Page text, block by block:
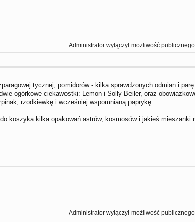
Administrator wyłączył możliwość
tycznej, pomidorów - kilka sprawdzonych odmian i
ogórkowe ciekawostki: Lemon i Solly Beiler, oraz
rzodkiewkę i wcześniej wspomnianą paprykę.
koszyka kilka opakowań astrów, kosmosów i jakieś mieszanki
Administrator wyłączył możliwość